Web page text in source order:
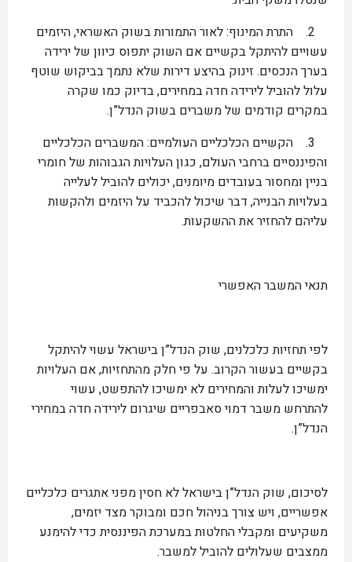
2. התרת המינוף: לאור התמורות בשוק האשראי, היזמים
עשויים להיתקל בקשיים אם השוק יתפוס כיוון של ירידה
בערך הנכסים. זינוק בהיצע דירות שלא נתמך בביקוש שוטף
עלול להוביל לירידה חדה במחירים, בדיוק כמו שקרה
במקרים קודמים של משברים בשוק הנדל”ן.
3. הקשיים הכלכליים העולמיים: המשברים הכלכליים
והפיננסיים ברחבי העולם, כגון העלויות הגבוהות של חומרי
בניין ומחסור בעובדים מיומנים, יכולים להוביל לעלייה
בעלויות הבנייה, דבר שיכול להכביד על היזמים ולהקשות
עליהם להחזיר את ההשקעות.
תנאי המשבר האפשרי
לפי תחזיות כלכלנים, שוק הנדל”ן בישראל עשוי להיתקל
בקשיים בעשור הקרוב. על פי חלק מהתחזיות, אם העלויות
ימשיכו לעלות והמחירים לא ימשיכו להתפשט, עשוי
להתרחש משבר דמוי סאבפריים שיגרום לירידה חדה במחירי
הנדל”ן.
לסיכום, שוק הנדל”ן בישראל לא חסין מפני אתגרים כלכליים
אפשריים, ויש צורך בניהול חכם ומבוקר מצד יזמים,
משקיעים ומקבלי החלטות במערכת הפיננסית כדי להימנע
ממצבים שעלולים להוביל למשבר.